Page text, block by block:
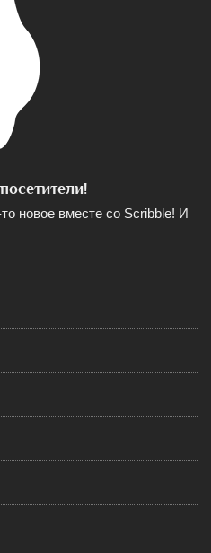
новое вместе со Scribble! И